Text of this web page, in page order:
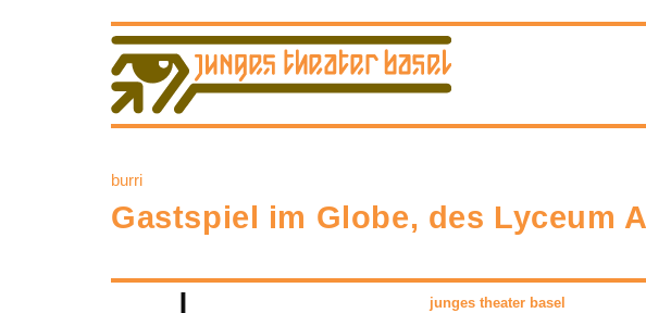
burri
Gastspiel im Globe, des Lyceum
junges theater basel